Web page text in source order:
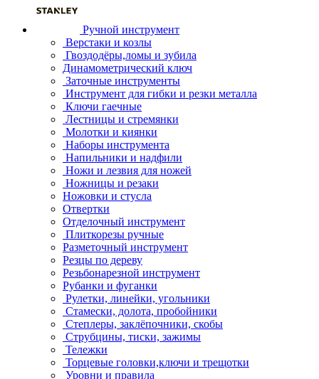
Ручной инструмент
Верстаки и козлы
Гвоздодёры,ломы и зубила
Динамометрический ключ
Заточные инструменты
Инструмент для гибки и резки металла
Ключи гаечные
Лестницы и стремянки
Молотки и киянки
Наборы инструмента
Напильники и надфили
Ножи и лезвия для ножей
Ножницы и резаки
Ножовки и стусла
Отвертки
Отделочный инструмент
Плиткорезы ручные
Разметочный инструмент
Резцы по дереву
Резьбонарезной инструмент
Рубанки и фуганки
Рулетки, линейки, угольники
Стамески, долота, пробойники
Степлеры, заклёпочники, скобы
Струбцины, тиски, зажимы
Тележки
Торцевые головки,ключи и трещотки
Уровни и правила